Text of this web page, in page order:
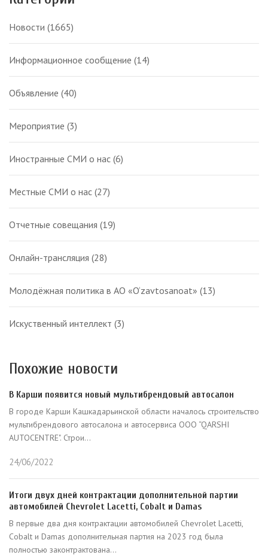
Новости (1665)
Информационное сообщение (14)
Объявление (40)
Мероприятие (3)
Иностранные СМИ о нас (6)
Местные СМИ о нас (27)
Отчетные совещания (19)
Онлайн-трансляция (28)
Молодёжная политика в АО «O‘zavtosanoat» (13)
Искуственный интеллект (3)
Похожие новости
В Карши появится новый мультибрендовый автосалон
В городе Карши Кашкадарьинской области началось строительство
мультибрендового автосалона и автосервиса OOO “QARSHI
AUTOCENTRE". Строи...
24/06/2022
Итоги двух дней контрактации дополнительной партии
автомобилей Chevrolet Lacetti, Cobalt и Damas
В первые два дня контрактации автомобилей Chevrolet Lacetti,
Cobalt и Damas дополнительная партия на 2023 год была
полностью законтрактована...